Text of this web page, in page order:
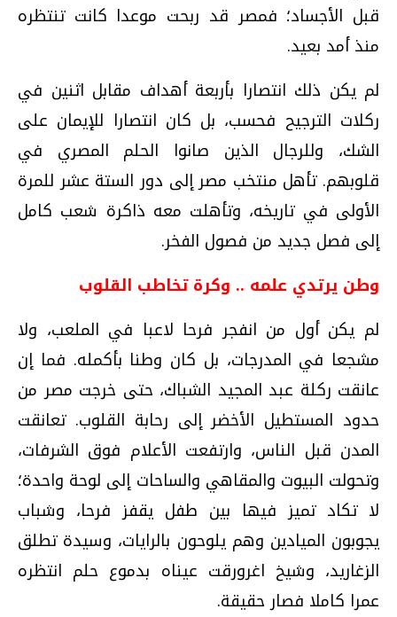
قبل الأجساد؛ فمصر قد ربحت موعدا كانت تنتظره
منذ أمد بعيد.
لم يكن ذلك انتصارا بأربعة أهداف مقابل اثنين في
ركلات الترجيح فحسب، بل كان انتصارا للإيمان على
الشك، وللرجال الذين صانوا الحلم المصري في
قلوبهم. تأهل منتخب مصر إلى دور الستة عشر للمرة
الأولى في تاريخه، وتأهلت معه ذاكرة شعب كامل
إلى فصل جديد من فصول الفخر.
وطن يرتدي علمه .. وكرة تخاطب القلوب
لم يكن أول من انفجر فرحا لاعبا في الملعب، ولا
مشجعا في المدرجات، بل كان وطنا بأكمله. فما إن
عانقت ركلة عبد المجيد الشباك، حتى خرجت مصر من
حدود المستطيل الأخضر إلى رحابة القلوب. تعانقت
المدن قبل الناس، وارتفعت الأعلام فوق الشرفات،
وتحولت البيوت والمقاهي والساحات إلى لوحة واحدة؛
لا تكاد تميز فيها بين طفل يقفز فرحا، وشباب
يجوبون الميادين وهم يلوحون بالرايات، وسيدة تطلق
الزغاريد، وشيخ اغرورقت عيناه بدموع حلم انتظره
عمرا كاملا فصار حقيقة.